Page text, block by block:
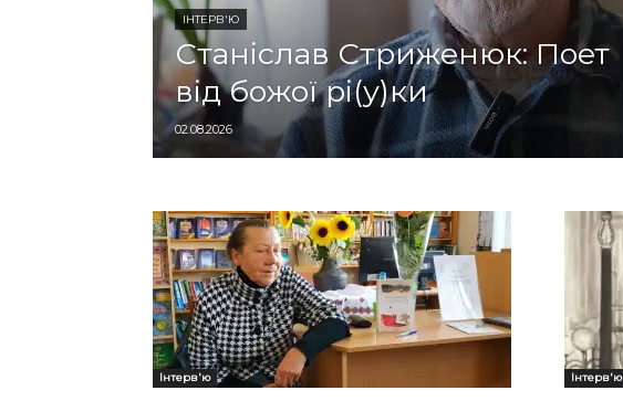
ІНТЕРВ'Ю
Станіслав Стриженюк: Поет
від божої рі(у)ки
02.08.2026
Інтерв'ю Інтерв'ю